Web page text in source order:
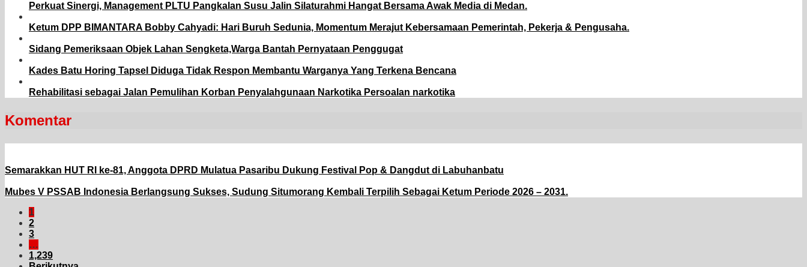
Perkuat Sinergi, Management PLTU Pangkalan Susu Jalin Silaturahmi Hangat Bersama Awak Media di Medan.
Ketum DPP BIMANTARA Bobby Cahyadi: Hari Buruh Sedunia, Momentum Merajut Kebersamaan Pemerintah, Pekerja & Pengusaha.
Sidang Pemeriksaan Objek Lahan Sengketa,Warga Bantah Pernyataan Penggugat
Kades Batu Horing Tapsel Diduga Tidak Respon Membantu Warganya Yang Terkena Bencana
Rehabilitasi sebagai Jalan Pemulihan Korban Penyalahgunaan Narkotika Persoalan narkotika
Komentar
Semarakkan HUT RI ke-81, Anggota DPRD Mulatua Pasaribu Dukung Festival Pop & Dangdut di Labuhanbatu
Mubes V PSSAB Indonesia Berlangsung Sukses, Sudung Situmorang Kembali Terpilih Sebagai Ketum Periode 2026 – 2031.
1
2
3
…
1,239